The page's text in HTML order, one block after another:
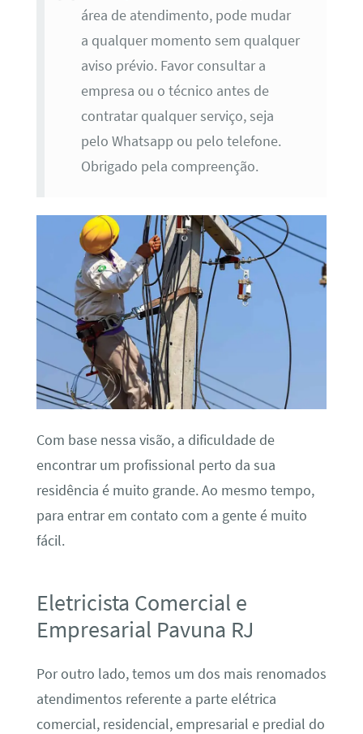
área de atendimento, pode mudar
a qualquer momento sem qualquer
aviso prévio. Favor consultar a
empresa ou o técnico antes de
contratar qualquer serviço, seja
pelo Whatsapp ou pelo telefone.
Obrigado pela compreenção.
Com base nessa visão, a dificuldade de
encontrar um profissional perto da sua
residência é muito grande. Ao mesmo tempo,
para entrar em contato com a gente é muito
fácil.
Eletricista Comercial e
Empresarial Pavuna RJ
Por outro lado, temos um dos mais renomados
atendimentos referente a parte elétrica
comercial, residencial, empresarial e predial do